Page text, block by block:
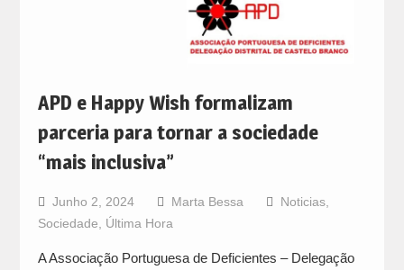
APD e Happy Wish formalizam
parceria para tornar a sociedade
“mais inclusiva”
Junho 2, 2024 Marta Bessa Noticias,
Sociedade
Última Hora
A Associação Portuguesa de Deficientes – Delegação